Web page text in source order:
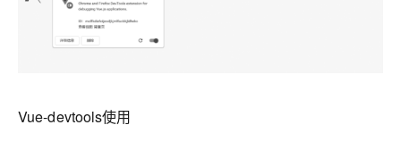
Vue-devtools使用